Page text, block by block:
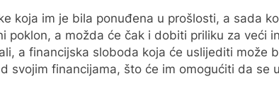
koja im je bila ponuđena u prošlosti, a sada
a možda će čak i dobiti priliku za veći
a financijska sloboda koja će uslijediti može
svojim financijama, što će im omogućiti da se